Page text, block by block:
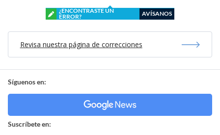
¿ENCONTRASTE UN
ERROR?
AVÍSANOS
Revisa nuestra página de correcciones
Síguenos en:
Suscríbete en: